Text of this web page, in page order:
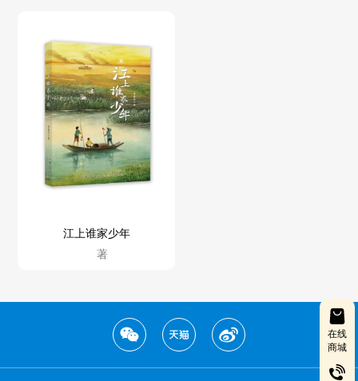
在线
商城
江上谁家少年
著